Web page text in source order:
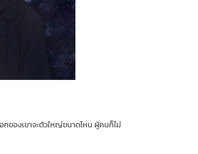
ของเขาจะตัวใหญ่ขนาดไหน ผู้คนก็ไม่